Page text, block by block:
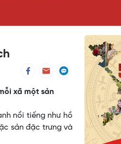
xã một sản
nổi tiếng như hồ
sản đặc trưng và